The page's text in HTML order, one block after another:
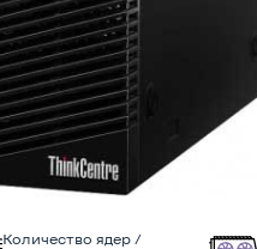
Количество ядер /